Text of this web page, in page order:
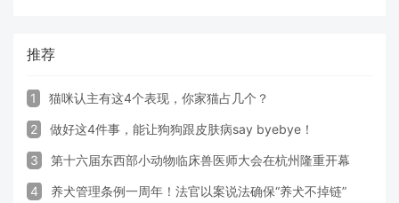
推荐
1 猫咪认主有这4个表现，你家猫占几个？
2 做好这4件事，能让狗狗跟皮肤病say byebye！
3 第十六届东西部小动物临床兽医师大会在杭州隆重开幕
4 养犬管理条例一周年！法官以案说法确保“养犬不掉链”